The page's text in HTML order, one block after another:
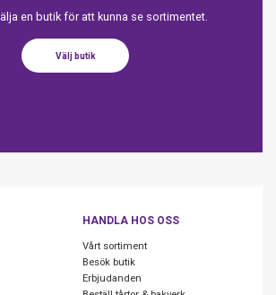
en butik för att kunna se sortimentet.
Välj butik
HANDLA HOS OSS
Vårt sortiment
Besök butik
Erbjudanden